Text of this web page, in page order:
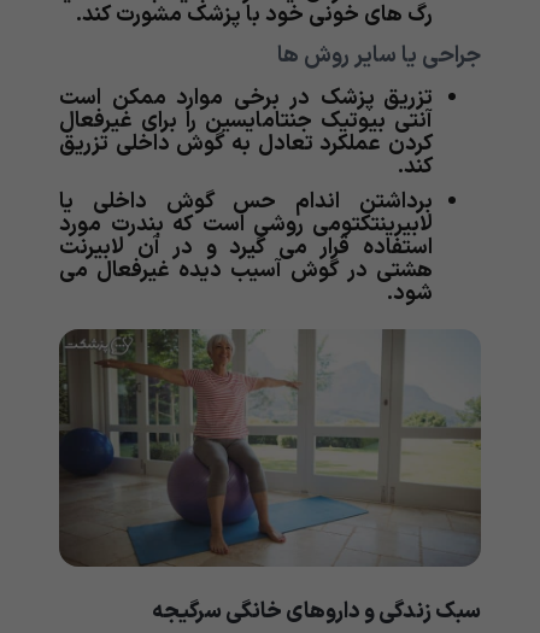
رگ های خونی خود با پزشک مشورت کند.
جراحی یا سایر روش ها
تزریق پزشک در برخی موارد ممکن است
آنتی بیوتیک جنتامایسین را برای غیرفعال
کردن عملکرد تعادل به گوش داخلی تزریق
کند.
برداشتن اندام حس گوش داخلی یا
لابیرینتکتومی روشی است که بندرت مورد
استفاده قرار می گیرد و در آن لابیرنت
هشتی در گوش آسیب دیده غیرفعال می
شود.
سبک زندگی و داروهای خانگی سرگیجه